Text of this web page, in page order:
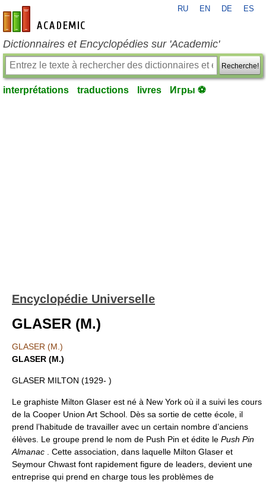
fr-academic.com
RU EN DE ES
Dictionnaires et Encyclopédies sur 'Academic'
Recherche!
interprétations traductions livres Игры ⚽
Encyclopédie Universelle
GLASER (M.)
GLASER (M.)
GLASER (M.)
GLASER MILTON (1929- )
Le graphiste Milton Glaser est né à New York où il a suivi les cours
de la Cooper Union Art School. Dès sa sortie de cette école, il
prend l’habitude de travailler avec un certain nombre d’anciens
élèves. Le groupe prend le nom de Push Pin et édite le Push Pin
Almanac . Cette association, dans laquelle Milton Glaser et
Seymour Chwast font rapidement figure de leaders, devient une
entreprise qui prend en charge tous les problèmes de